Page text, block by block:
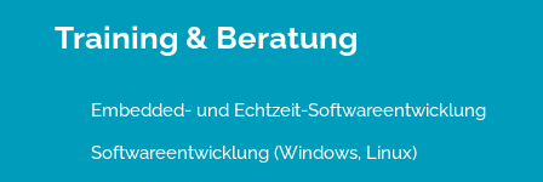
Training & Beratung
Embedded- und Echtzeit-Softwareentwicklung
Softwareentwicklung (Windows, Linux)